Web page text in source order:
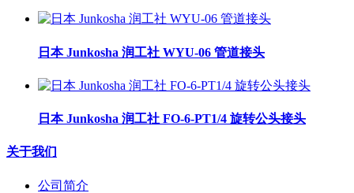
日本 Junkosha 润工社 WYU-06 管道接头
日本 Junkosha 润工社 FO-6-PT1/4 旋转公头接头
关于我们
公司简介